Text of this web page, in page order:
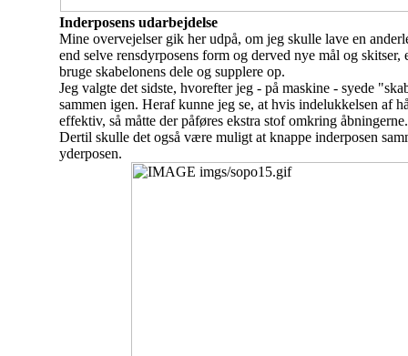
Inderposens udarbejdelse
Mine overvejelser gik her udpå, om jeg skulle lave en
end selve rensdyrposens form og derved nye mål og skitser,
bruge skabelonens dele og supplere op.
Jeg valgte det sidste, hvorefter jeg - på maskine - syede
sammen igen. Heraf kunne jeg se, at hvis indelukkelsen af
effektiv, så måtte der påføres ekstra stof omkring åbningerne.
Dertil skulle det også være muligt at knappe inderposen
yderposen.